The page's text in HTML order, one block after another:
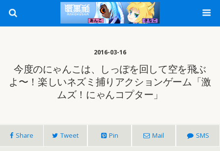
2016-03-16
今度のにゃんこは、しっぽを回して空を飛ぶ
よ〜！楽しいネズミ捕りアクションゲーム「激
ムズ！にゃんコプター」
Share Tweet Pin Mail SMS